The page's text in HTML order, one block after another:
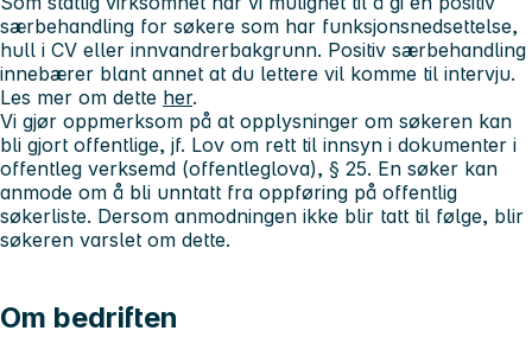
særbehandling for søkere som har funksjonsnedsettelse,
hull i CV eller innvandrerbakgrunn. Positiv særbehandling
innebærer blant annet at du lettere vil komme til intervju.
Les mer om dette her.
Vi gjør oppmerksom på at opplysninger om søkeren kan
bli gjort offentlige, jf. Lov om rett til innsyn i dokumenter i
offentleg verksemd (offentleglova), § 25. En søker kan
anmode om å bli unntatt fra oppføring på offentlig
søkerliste. Dersom anmodningen ikke blir tatt til følge, blir
søkeren varslet om dette.
Om bedriften